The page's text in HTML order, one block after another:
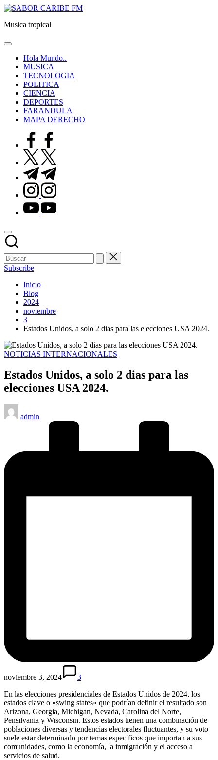
Saltar
contenido
SABOR
Musica tropical
Hola Mundo..
MUSICA
TECNOLOGIA
POLITICA
CIENCIA
DEPORTES
FARANDULA
MAPA DERECHO
facebook.com
twitter.com
t.me
instagram.com
youtube.com
Subscribe
Inicio
Blog
2024
noviembre
3
Estados Unidos, a solo 2 dias para las elecciones USA 2024.
Publicado
NOTICIAS INTERNACIONALES
Estados Unidos, a solo 2 dias para las
elecciones USA 2024.
Publicado
por
admin
noviembre 3, 2024
3
En las elecciones presidenciales de Estados Unidos de 2024, los
estados clave o «swing states» que podrían definir el resultado son
Arizona, Georgia, Michigan, Nevada, Carolina del Norte,
Pensilvania y Wisconsin. Estos estados tienen una combinación de
poblaciones diversas y tendencias electorales fluctuantes, y su voto
suele estar determinado por temas específicos que importan a sus
comunidades, como la economía, la inmigración y el acceso a
servicios de salud.